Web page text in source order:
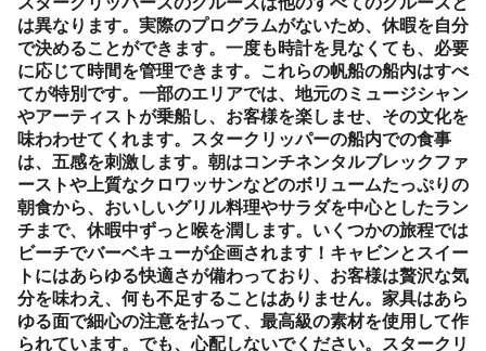
は異なります。実際のプログラムがないため、休暇を自分
で決めることができます。一度も時計を見なくても、必要
に応じて時間を管理できます。これらの帆船の船内はすべ
てが特別です。一部のエリアでは、地元のミュージシャン
やアーティストが乗船し、お客様を楽しませ、その文化を
味わわせてくれます。スタークリッパーの船内での食事
は、五感を刺激します。朝はコンチネンタルブレックファ
ーストや上質なクロワッサンなどのボリュームたっぷりの
朝食から、おいしいグリル料理やサラダを中心としたラン
チまで、休暇中ずっと喉を潤します。いくつかの旅程では
ビーチでバーベキューが企画されます！キャビンとスイー
トにはあらゆる快適さが備わっており、お客様は贅沢な気
分を味わえ、何も不足することはありません。家具はあら
ゆる面で細心の注意を払って、最高級の素材を使用して作
られています。でも、心配しないでください。スタークリ